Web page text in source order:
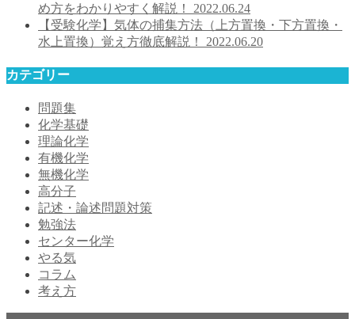
め方をわかりやすく解説！ 2022.06.24
【受験化学】気体の捕集方法（上方置換・下方置換・
水上置換）覚え方徹底解説！ 2022.06.20
カテゴリー
問題集
化学基礎
理論化学
有機化学
無機化学
高分子
記述・論述問題対策
勉強法
センター化学
やる気
コラム
考え方